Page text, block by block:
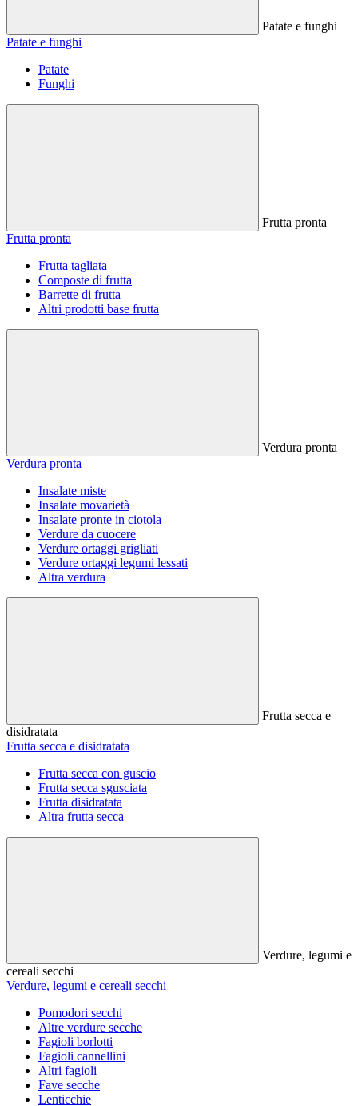
Patate e funghi
Patate e funghi
Patate
Funghi
Frutta pronta
Frutta pronta
Frutta tagliata
Composte di frutta
Barrette di frutta
Altri prodotti base frutta
Verdura pronta
Verdura pronta
Insalate miste
Insalate movarietà
Insalate pronte in ciotola
Verdure da cuocere
Verdure ortaggi grigliati
Verdure ortaggi legumi lessati
Altra verdura
Frutta secca e
disidratata
Frutta secca e disidratata
Frutta secca con guscio
Frutta secca sgusciata
Frutta disidratata
Altra frutta secca
Verdure, legumi e
cereali secchi
Verdure, legumi e cereali secchi
Pomodori secchi
Altre verdure secche
Fagioli borlotti
Fagioli cannellini
Altri fagioli
Fave secche
Lenticchie